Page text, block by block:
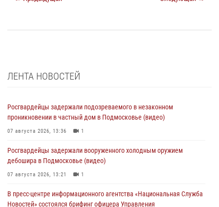
ЛЕНТА НОВОСТЕЙ
Росгвардейцы задержали подозреваемого в незаконном
проникновении в частный дом в Подмосковье (видео)
07 августа 2026, 13:36 1
Росгвардейцы задержали вооруженного холодным оружием
дебошира в Подмосковье (видео)
07 августа 2026, 13:21 1
В пресс-центре информационного агентства «Национальная Служба
Новостей» состоялся брифинг офицера Управления